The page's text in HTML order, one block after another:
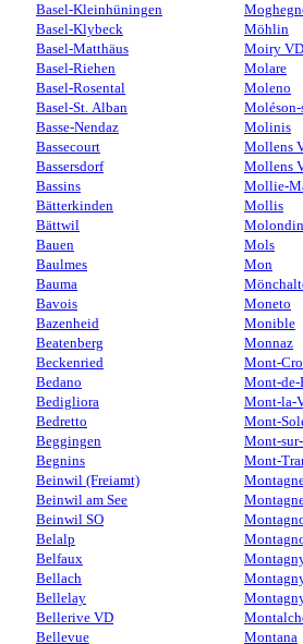
Basel-Kleinhüningen
Basel-Klybeck
Basel-Matthäus
Basel-Riehen
Basel-Rosental
Basel-St. Alban
Basse-Nendaz
Bassecourt
Bassersdorf
Bassins
Bätterkinden
Bättwil
Bauen
Baulmes
Bauma
Bavois
Bazenheid
Beatenberg
Beckenried
Bedano
Bedigliora
Bedretto
Beggingen
Begnins
Beinwil (Freiamt)
Beinwil am See
Beinwil SO
Belalp
Belfaux
Bellach
Bellelay
Bellerive VD
Bellevue
Möhlin
Moiry VD
Molare
Moleno
Moléson-
Molinis
Mollens
Mollens
Mollie-
Mollis
Molondin
Mols
Mon
Moneto
Monible
Monnaz
Mont-
Mont-de-
Mont-la-
Mont-
Mont-
Mont-
Montana